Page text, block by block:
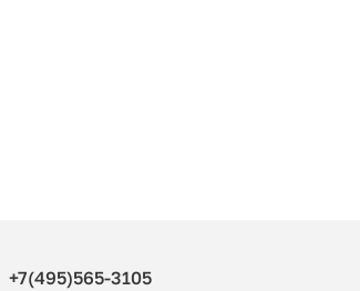
+7(495)565-3105